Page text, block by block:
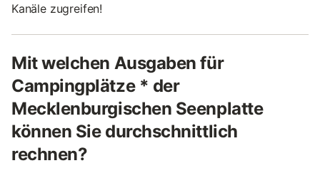
Kanäle zugreifen!
Mit welchen Ausgaben für
Campingplätze * der
Mecklenburgischen Seenplatte
können Sie durchschnittlich
rechnen?